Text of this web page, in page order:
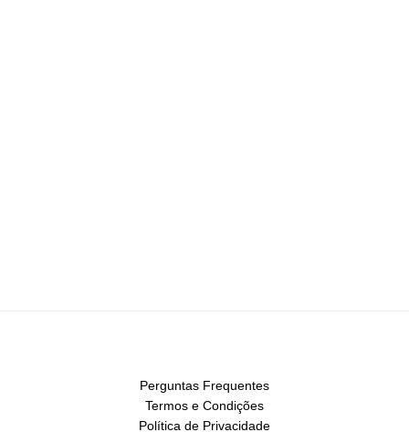
Perguntas Frequentes
Termos e Condições
Política de Privacidade